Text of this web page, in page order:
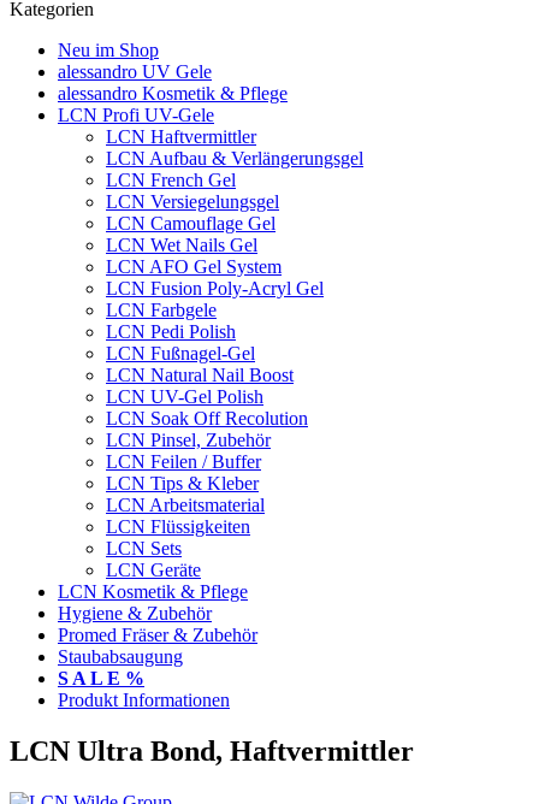
Kategorien
Neu im Shop
alessandro UV Gele
alessandro Kosmetik & Pflege
LCN Profi UV-Gele
LCN Haftvermittler
LCN Aufbau & Verlängerungsgel
LCN French Gel
LCN Versiegelungsgel
LCN Camouflage Gel
LCN Wet Nails Gel
LCN AFO Gel System
LCN Fusion Poly-Acryl Gel
LCN Farbgele
LCN Pedi Polish
LCN Fußnagel-Gel
LCN Natural Nail Boost
LCN UV-Gel Polish
LCN Soak Off Recolution
LCN Pinsel, Zubehör
LCN Feilen / Buffer
LCN Tips & Kleber
LCN Arbeitsmaterial
LCN Flüssigkeiten
LCN Sets
LCN Geräte
LCN Kosmetik & Pflege
Hygiene & Zubehör
Promed Fräser & Zubehör
Staubabsaugung
S A L E %
Produkt Informationen
LCN Ultra Bond, Haftvermittler